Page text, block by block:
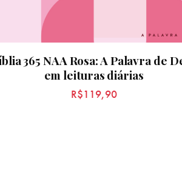
365 NAA Rosa: A Palavra de
em leituras diárias
R$119,90